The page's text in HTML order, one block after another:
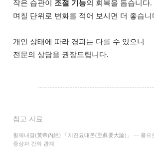
작은 습관이 조절 기능의 회복을 돕습니다.
며칠 단위로 변화를 적어 보시면 더 좋습니
개인 상태에 따라 경과는 다를 수 있으니
전문의 상담을 권장드립니다.
참고 자료
황제내경(黃帝內經) 「지진요대론(至眞要大論)」 — 풍으
증상과 간의 관계